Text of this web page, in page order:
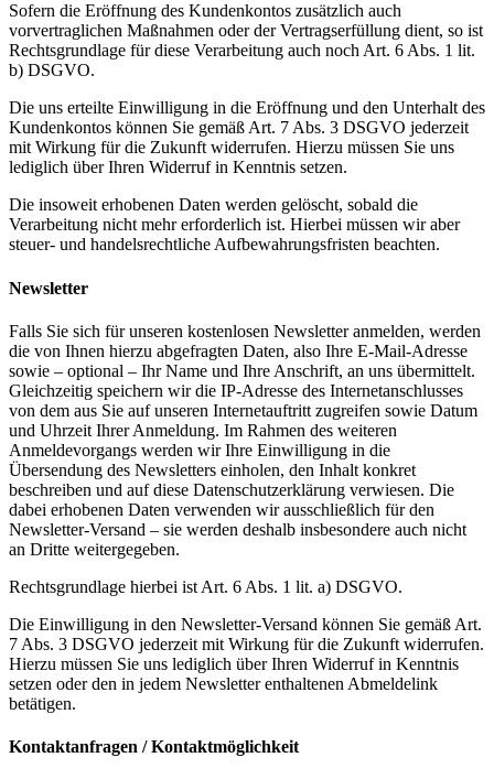
Sofern die Eröffnung des Kundenkontos zusätzlich auch
vorvertraglichen Maßnahmen oder der Vertragserfüllung dient, so ist
Rechtsgrundlage für diese Verarbeitung auch noch Art. 6 Abs. 1 lit.
b) DSGVO.
Die uns erteilte Einwilligung in die Eröffnung und den Unterhalt des
Kundenkontos können Sie gemäß Art. 7 Abs. 3 DSGVO jederzeit
mit Wirkung für die Zukunft widerrufen. Hierzu müssen Sie uns
lediglich über Ihren Widerruf in Kenntnis setzen.
Die insoweit erhobenen Daten werden gelöscht, sobald die
Verarbeitung nicht mehr erforderlich ist. Hierbei müssen wir aber
steuer- und handelsrechtliche Aufbewahrungsfristen beachten.
Newsletter
Falls Sie sich für unseren kostenlosen Newsletter anmelden, werden
die von Ihnen hierzu abgefragten Daten, also Ihre E-Mail-Adresse
sowie – optional – Ihr Name und Ihre Anschrift, an uns übermittelt.
Gleichzeitig speichern wir die IP-Adresse des Internetanschlusses
von dem aus Sie auf unseren Internetauftritt zugreifen sowie Datum
und Uhrzeit Ihrer Anmeldung. Im Rahmen des weiteren
Anmeldevorgangs werden wir Ihre Einwilligung in die
Übersendung des Newsletters einholen, den Inhalt konkret
beschreiben und auf diese Datenschutzerklärung verwiesen. Die
dabei erhobenen Daten verwenden wir ausschließlich für den
Newsletter-Versand – sie werden deshalb insbesondere auch nicht
an Dritte weitergegeben.
Rechtsgrundlage hierbei ist Art. 6 Abs. 1 lit. a) DSGVO.
Die Einwilligung in den Newsletter-Versand können Sie gemäß Art.
7 Abs. 3 DSGVO jederzeit mit Wirkung für die Zukunft widerrufen.
Hierzu müssen Sie uns lediglich über Ihren Widerruf in Kenntnis
setzen oder den in jedem Newsletter enthaltenen Abmeldelink
betätigen.
Kontaktanfragen / Kontaktmöglichkeit